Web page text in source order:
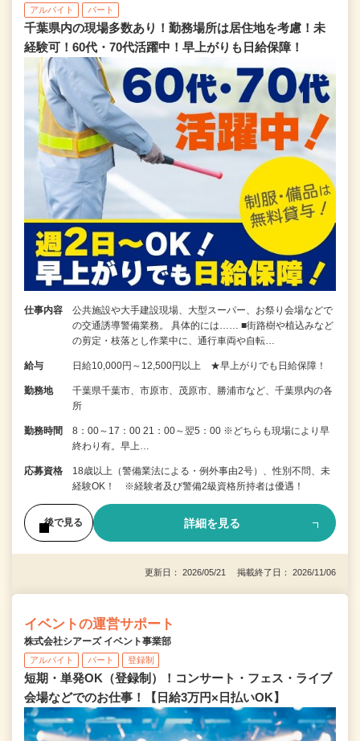
アルバイト パート
千葉県内の現場多数あり！勤務場所は居住地を考慮！未
経験可！60代・70代活躍中！早上がりも日給保障！
仕事内容
公共施設や大手建設現場、大型スーパー、お祭り会場などで
の交通誘導警備業務。 具体的には…… ■街路樹や植込みなど
の剪定・枝落とし作業中に、通行車両や自転…
給与 日給10,000円～12,500円以上 ★早上がりでも日給保障！
勤務地
千葉県千葉市、市原市、茂原市、勝浦市など、千葉県内の各
所
勤務時間
8：00～17：00 21：00～翌5：00 ※どちらも現場により早
終わり有。早上…
応募資格
18歳以上（警備業法による・例外事由2号）、性別不問、未
経験OK！ ※経験者及び警備2級資格所持者は優遇！
後で見る 詳細を見る
更新日： 2026/05/21 掲載終了日： 2026/11/06
イベントの運営サポート
株式会社シアーズ イベント事業部
アルバイト パート 登録制
短期・単発OK（登録制）！コンサート・フェス・ライブ
会場などでのお仕事！【日給3万円×日払いOK】